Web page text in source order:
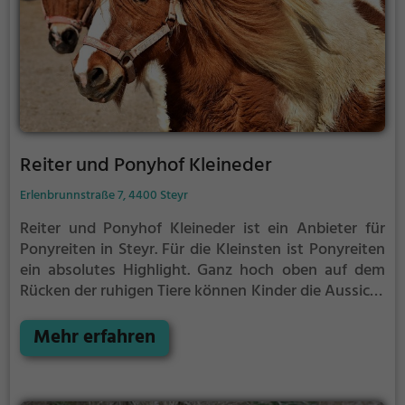
Reiter und Ponyhof Kleineder
Erlenbrunnstraße 7, 4400 Steyr
Reiter und Ponyhof Kleineder ist ein Anbieter für
Ponyreiten in Steyr. Für die Kleinsten ist Ponyreiten
ein absolutes Highlight. Ganz hoch oben auf dem
Rücken der ruhigen Tiere können Kinder die Aussicht
Steyr reiten.
Mehr erfahren